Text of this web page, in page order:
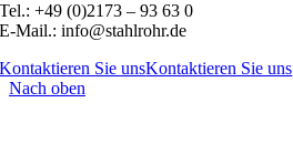
Tel.: +49 (0)2173 – 93 63 0
E-Mail.: info@stahlrohr.de
Kontaktieren Sie unsKontaktieren Sie uns
Nach oben